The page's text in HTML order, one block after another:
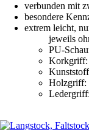
verbunden mit
besondere
extrem leicht,
jeweils
PU-
Korkgriff:
Holzgriff: